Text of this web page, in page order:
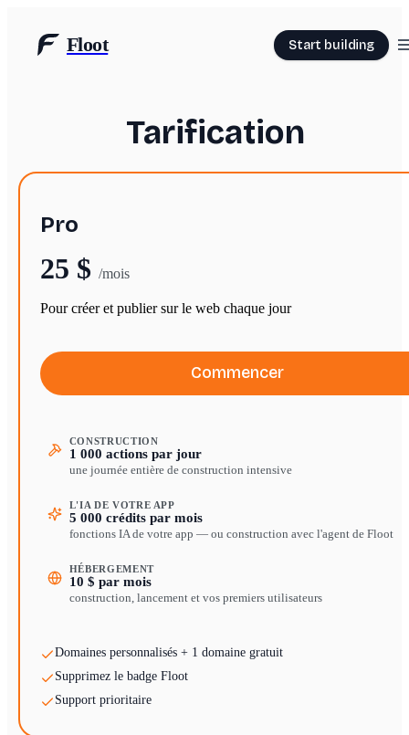
Floot Start building
Tarification
Pro
25 $ /mois
Pour créer et publier sur le web chaque jour
Commencer
CONSTRUCTION
1 000 actions par jour
une journée entière de construction intensive
L'IA DE VOTRE APP
5 000 crédits par mois
fonctions IA de votre app — ou construction avec l'agent de Floot
HÉBERGEMENT
10 $ par mois
construction, lancement et vos premiers utilisateurs
Domaines personnalisés + 1 domaine gratuit
Supprimez le badge Floot
Support prioritaire